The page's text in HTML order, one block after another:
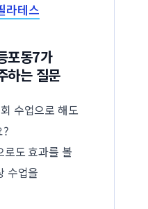
라테스
포동7가
하는 질문
수업으로 해도
로도 효과를 볼
수업을